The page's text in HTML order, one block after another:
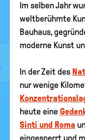
Im selben Jahr
weltberühmte
Bauhaus,
moderne Kunst
In der Zeit des
nur wenige
heute eine
Sinti und Roma